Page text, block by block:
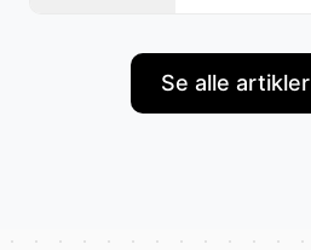
Se alle artikler